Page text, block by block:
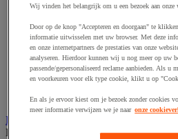
Lichte stelling
Middelzware stelling
Palletstelling
Rek voor haspels en spoelen
Stelling voor detail- en
Stellingen voor de
Voedingstelling
Zware stelling
Industriële mat, tegel en rooster
Bekijk de hele productgroep
Wij vinden het belangrijk om u een bezoek aan onze
Door op de knop "Accepteren en doorgaan" te
informatie uitwisselen met uw browser. Met deze
en onze internetpartners de prestaties van onze
analyseren. Hierdoor kunnen wij u nog meer op uw
passende/gepersonaliseerd reclame aanbieden. Als u
en voorkeuren voor elk type cookie, klikt u op
En als je ervoor kiest om je bezoek zonder cookies
meer informatie verwijzen we je naar onze